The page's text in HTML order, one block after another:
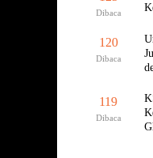
Dibaca
120
Dibaca
119
Dibaca